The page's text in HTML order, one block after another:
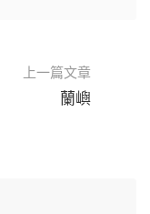
上一篇文章
蘭嶼